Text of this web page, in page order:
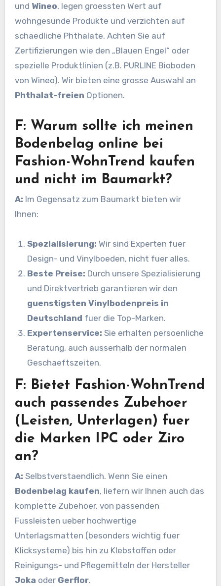
und Wineo, legen groessten Wert auf
wohngesunde Produkte und verzichten auf
schaedliche Phthalate. Achten Sie auf
Zertifizierungen wie den „Blauen Engel“ oder
spezielle Produktlinien (z.B. PURLINE Bioboden
von Wineo). Wir bieten eine grosse Auswahl an
Phthalat-freien Optionen.
F: Warum sollte ich meinen
Bodenbelag online bei
Fashion-WohnTrend kaufen
und nicht im Baumarkt?
A: Im Gegensatz zum Baumarkt bieten wir
Ihnen:
Spezialisierung: Wir sind Experten fuer
Design- und Vinylboeden, nicht fuer alles.
Beste Preise: Durch unsere Spezialisierung
und Direktvertrieb garantieren wir den
guenstigsten Vinylbodenpreis in
Deutschland fuer die Top-Marken.
Expertenservice: Sie erhalten persoenliche
Beratung, auch ausserhalb der normalen
Geschaeftszeiten.
F: Bietet Fashion-WohnTrend
auch passendes Zubehoer
(Leisten, Unterlagen) fuer
die Marken IPC oder Ziro
an?
A: Selbstverstaendlich. Wenn Sie einen
Bodenbelag kaufen, liefern wir Ihnen auch das
komplette Zubehoer, von passenden
Fussleisten ueber hochwertige
Unterlagsmatten (besonders wichtig fuer
Klicksysteme) bis hin zu Klebstoffen oder
Reinigungs- und Pflegemitteln der Hersteller
Joka oder Gerflor.